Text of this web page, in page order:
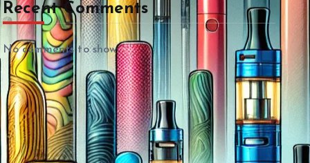
Recent Comments
No comments to show.